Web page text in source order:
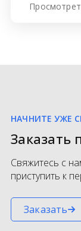
НАЧНИТЕ УЖЕ
Заказать
Свяжитесь с
приступить к
Заказать